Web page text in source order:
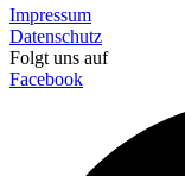
Impressum
Datenschutz
Folgt uns auf
Facebook